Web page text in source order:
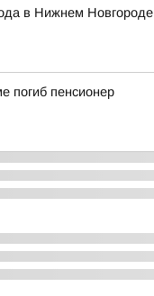
в Нижнем Новгороде
погиб пенсионер